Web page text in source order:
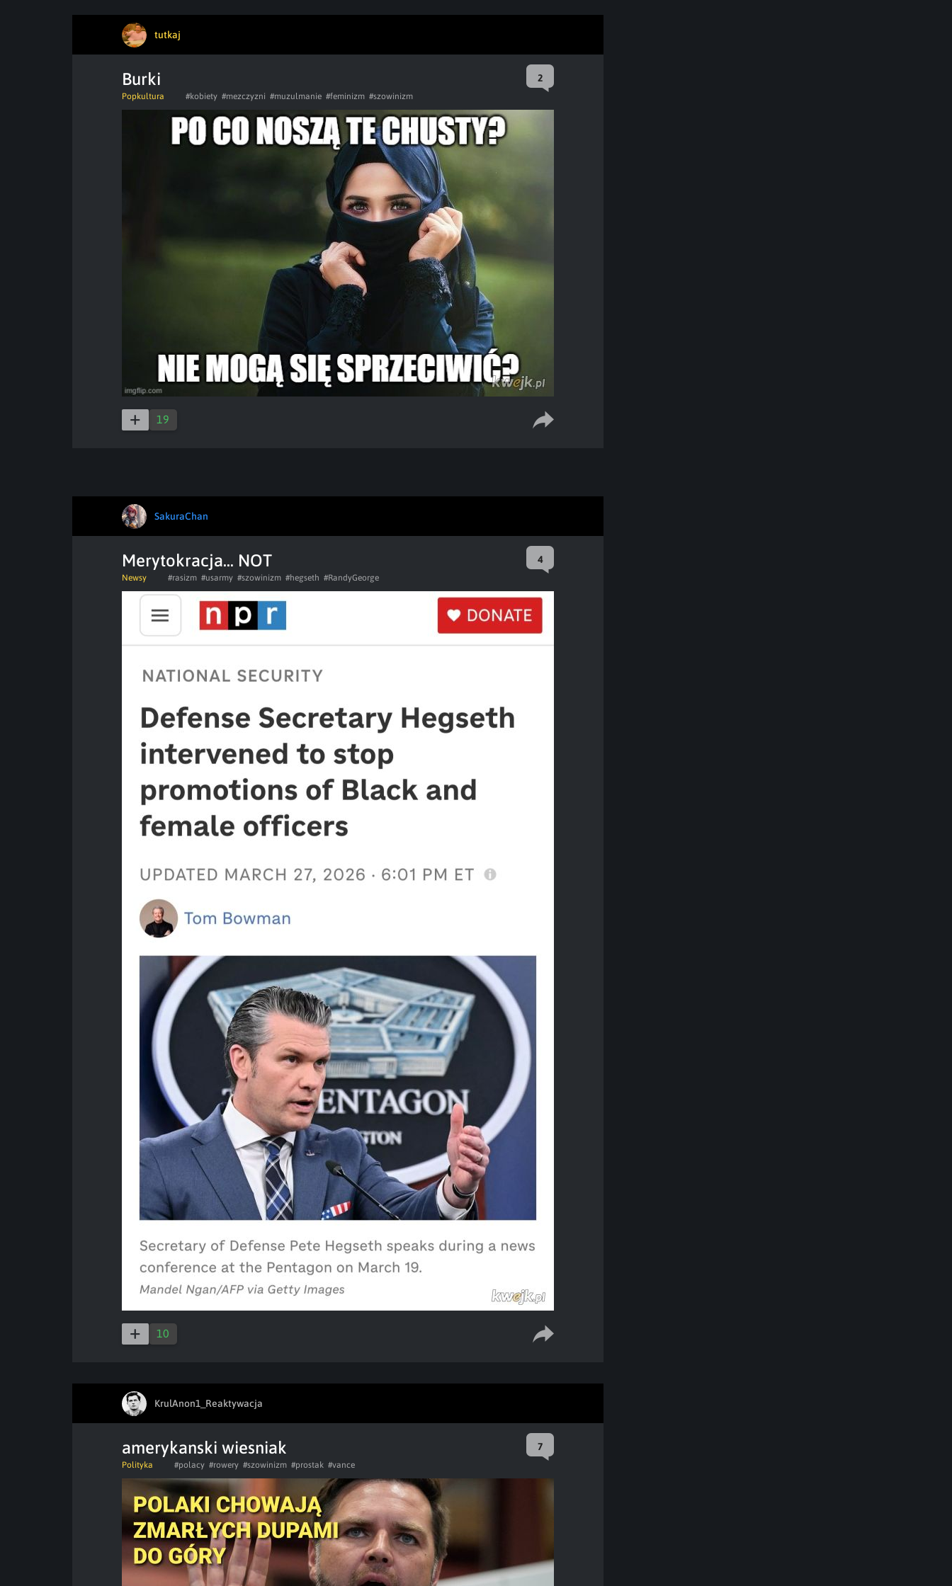
tutkaj
Burki 2
Popkultura #kobiety #mezczyzni #muzulmanie #feminizm #szowinizm
19
SakuraChan
Merytokracja... NOT 4
Newsy #rasizm #usarmy #szowinizm #hegseth #RandyGeorge
10
KrulAnon1_Reaktywacja
amerykanski wiesniak 7
Polityka #polacy #rowery #szowinizm #prostak #vance